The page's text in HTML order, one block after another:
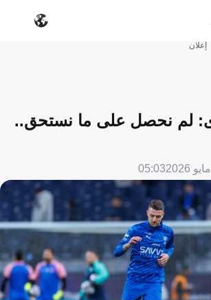
إعلان
لم نحصل على ما نستحق..
05:03